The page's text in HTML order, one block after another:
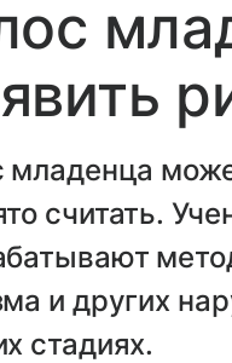
младенца
считать.
и других
стадиях.